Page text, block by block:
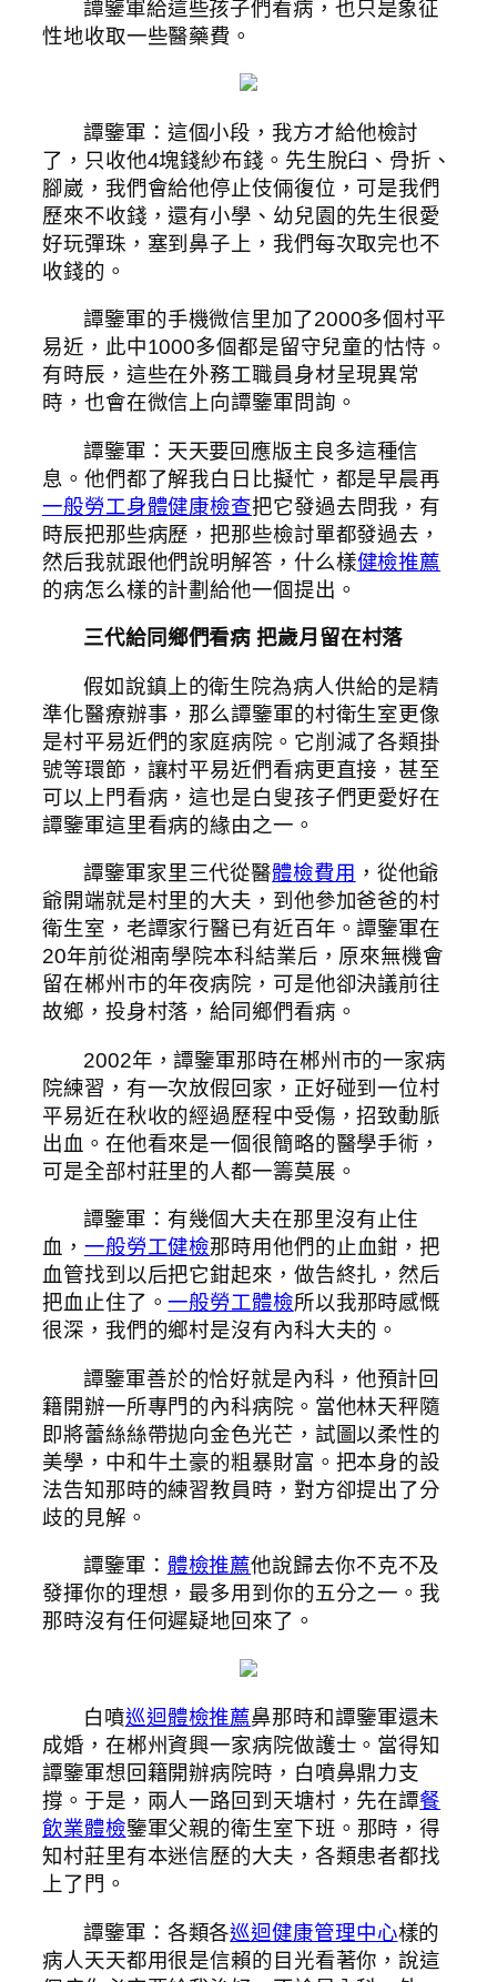
譚鑒軍給這些孩子們看病，也只是象征
性地收取一些醫藥費。
譚鑒軍：這個小段，我方才給他檢討
了，只收他4塊錢紗布錢。先生脫臼、骨折、
腳崴，我們會給他停止伎倆復位，可是我們
歷來不收錢，還有小學、幼兒園的先生很愛
好玩彈珠，塞到鼻子上，我們每次取完也不
收錢的。
譚鑒軍的手機微信里加了2000多個村平
易近，此中1000多個都是留守兒童的怙恃。
有時辰，這些在外務工職員身材呈現異常
時，也會在微信上向譚鑒軍問詢。
譚鑒軍：天天要回應版主良多這種信
息。他們都了解我白日比擬忙，都是早晨再
一般勞工身體健康檢查把它發過去問我，有
時辰把那些病歷，把那些檢討單都發過去，
然后我就跟他們說明解答，什么樣健檢推薦
的病怎么樣的計劃給他一個提出。
三代給同鄉們看病 把歲月留在村落
假如說鎮上的衛生院為病人供給的是精
準化醫療辦事，那么譚鑒軍的村衛生室更像
是村平易近們的家庭病院。它削減了各類掛
號等環節，讓村平易近們看病更直接，甚至
可以上門看病，這也是白叟孩子們更愛好在
譚鑒軍這里看病的緣由之一。
譚鑒軍家里三代從醫體檢費用 ，從他爺
爺開端就是村里的大夫，到他參加爸爸的村
衛生室，老譚家行醫已有近百年。譚鑒軍在
20年前從湘南學院本科結業后，原來無機會
留在郴州市的年夜病院，可是他卻決議前往
故鄉，投身村落，給同鄉們看病。
2002年，譚鑒軍那時在郴州市的一家病
院練習，有一次放假回家，正好碰到一位村
平易近在秋收的經過歷程中受傷，招致動脈
出血。在他看來是一個很簡略的醫學手術，
可是全部村莊里的人都一籌莫展。
譚鑒軍：有幾個大夫在那里沒有止住
血， 一般勞工健檢那時用他們的止血鉗，把
血管找到以后把它鉗起來，做告終扎，然后
把血止住了。一般勞工體檢所以我那時感慨
很深，我們的鄉村是沒有內科大夫的。
譚鑒軍善於的恰好就是內科，他預計回
籍開辦一所專門的內科病院。當他林天秤隨
即將蕾絲絲帶拋向金色光芒，試圖以柔性的
美學，中和牛土豪的粗暴財富。把本身的設
法告知那時的練習教員時，對方卻提出了分
歧的見解。
譚鑒軍： 體檢推薦他說歸去你不克不及
發揮你的理想，最多用到你的五分之一。我
那時沒有任何遲疑地回來了。
白噴巡迴體檢推薦鼻那時和譚鑒軍還未
成婚，在郴州資興一家病院做護士。當得知
譚鑒軍想回籍開辦病院時，白噴鼻鼎力支
撐。于是，兩人一路回到天塘村，先在譚餐
飲業體檢鑒軍父親的衛生室下班。那時，得
知村莊里有本迷信歷的大夫，各類患者都找
上了門。
譚鑒軍：各類各巡迴健康管理中心樣的
病人天天都用很是信賴的目光看著你，說這